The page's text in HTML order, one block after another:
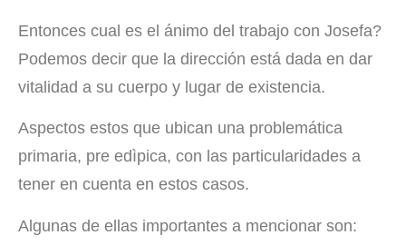
Entonces cual es el ánimo del trabajo con Josefa?
Podemos decir que la dirección está dada en dar
vitalidad a su cuerpo y lugar de existencia.
Aspectos estos que ubican una problemática
primaria, pre edìpica, con las particularidades a
tener en cuenta en estos casos.
Algunas de ellas importantes a mencionar son: